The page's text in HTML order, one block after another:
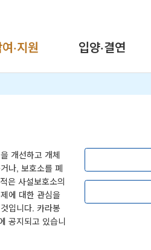
·지원 입양·결연
개선하고 개체
나, 보호소를 폐
은 사설보호소의
에 대한 관심을
입니다. 카라봉
공지되고 있습니